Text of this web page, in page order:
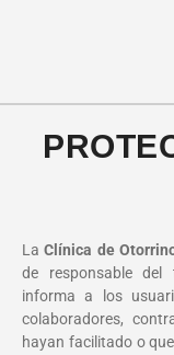
LaClínica de
de responsable del
informa a los
colaboradores,
hayan facilitado o